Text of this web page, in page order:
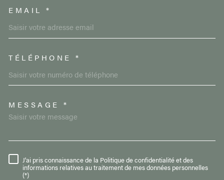
EMAIL *
TÉLÉPHONE *
MESSAGE *
RÈGLEMENTATION
J'ai pris connaissance de la Politique de confidentialité et des
informations relatives au traitement de mes données personnelles
(*)